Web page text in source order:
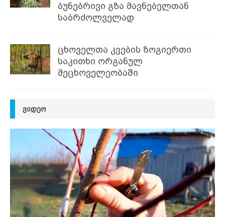
ბუნებრივი გზა მავნებელთან
საბრძოლველად
ცხოველთა კვების ზოგიერთი
საკითხი ორგანულ
მეცხოველეობაში
ᲕᲘᲓᲔᲝ